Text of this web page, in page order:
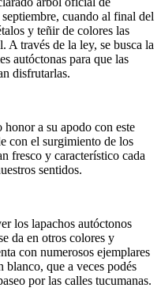
cuando al final del
y teñir de colores las
A través de la ley, se busca la
autóctonas para que las
disfrutarlas.
a su apodo con este
con el surgimiento de los
fresco y característico cada
sentidos.
los lapachos autóctonos
da en otros colores y
con numerosos ejemplares
que a veces podés
por las calles tucumanas.